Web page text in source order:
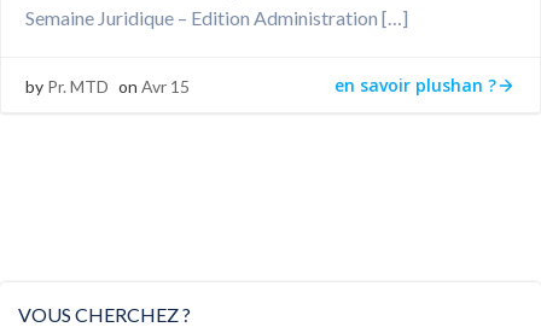
Semaine Juridique – Edition Administration […]
by Pr. MTD on Avr 15 en savoir plushan ?
VOUS CHERCHEZ ?